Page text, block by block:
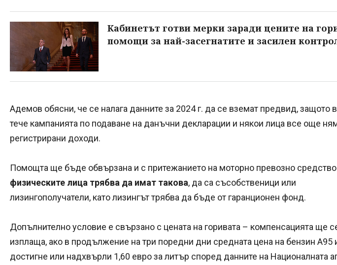
Кабинетът готви мерки заради цените на
помощи за най-засегнатите и засилен
Адемов обясни, че се налага данните за 2024 г. да се вземат предвид, защото
тече кампанията по подаване на данъчни декларации и някои лица все още
регистрирани доходи.
Помощта ще бъде обвързана и с притежанието на моторно превозно
физическите лица трябва да имат такова, да са съсобственици или
лизингополучатели, като лизингът трябва да бъде от гаранционен фонд.
Допълнително условие е свързано с цената на горивата – компенсацията ще
изплаща, ако в продължение на три поредни дни средната цена на бензин А95
достигне или надхвърли 1,60 евро за литър според данните на Националната